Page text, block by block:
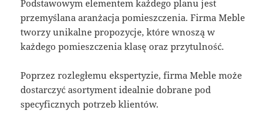
Podstawowym elementem każdego planu jest
przemyślana aranżacja pomieszczenia. Firma Meble
tworzy unikalne propozycje, które wnoszą w
każdego pomieszczenia klasę oraz przytulność.
Poprzez rozległemu ekspertyzie, firma Meble może
dostarczyć asortyment idealnie dobrane pod
specyficznych potrzeb klientów.